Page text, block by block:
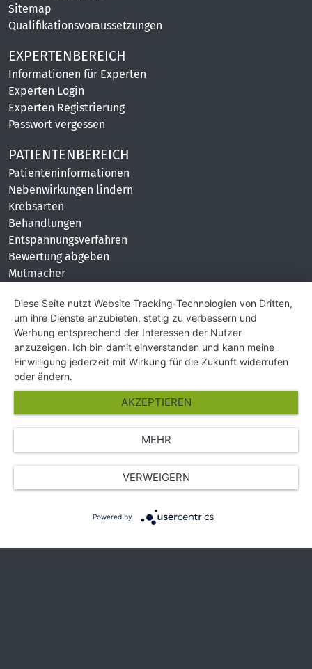
Sitemap
Qualifikationsvoraussetzungen
EXPERTENBEREICH
Informationen für Experten
Experten Login
Experten Registrierung
Passwort vergessen
PATIENTENBEREICH
Patienteninformationen
Nebenwirkungen lindern
Krebsarten
Behandlungen
Entspannungsverfahren
Bewertung abgeben
Mutmacher
KONTAKT
Impressum
Hilfe und Kontakt
Partner
Presse
Über Uns
© Copyright 2026 SGK Stärker gegen Krebs
Diese Seite nutzt Website Tracking-Technologien von Dritten,
um ihre Dienste anzubieten, stetig zu verbessern und
Werbung entsprechend der Interessen der Nutzer
anzuzeigen. Ich bin damit einverstanden und kann meine
Einwilligung jederzeit mit Wirkung für die Zukunft widerrufen
oder ändern.
VERWEIGERN
AKZEPTIEREN
MEHR
Powered by